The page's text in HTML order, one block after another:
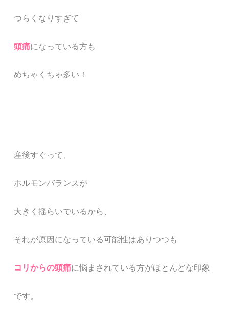
つらくなりすぎて
頭痛になっている方も
めちゃくちゃ多い！
産後すぐって、
ホルモンバランスが
大きく揺らいでいるから、
それが原因になっている可能性はありつつも
コリからの頭痛に悩まされている方がほとんどな印象
です。